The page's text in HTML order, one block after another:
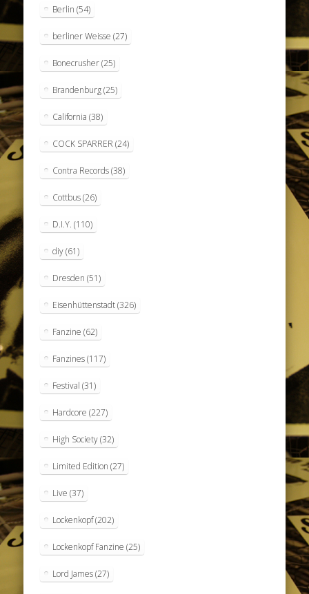
Berlin (54)
berliner Weisse (27)
Bonecrusher(25)
Brandenburg(25)
California (38)
COCK SPARRER (24)
Contra Records(38)
Cottbus(26)
D.I.Y. (110)
diy(61)
Dresden (51)
Eisenhüttenstadt(326)
Fanzine (62)
Fanzines(117)
Festival (31)
Hardcore (227)
High Society(32)
Limited Edition (27)
Live (37)
Lockenkopf(202)
Lockenkopf Fanzine (25)
Lord James(27)